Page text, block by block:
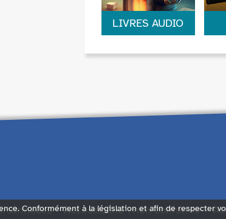
LIVRES AUDIO
écouter.
ou
Accessibilité : non conforme
Conformément à la législation et afin de respecter